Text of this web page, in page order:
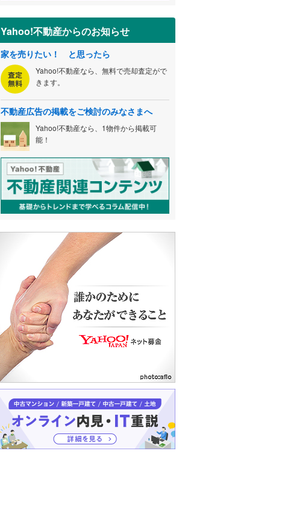
Yahoo!不動産からのお知らせ
家を売りたい！ と思ったら
Yahoo!不動産なら、無料で売却査定がで
きます。
不動産広告の掲載をご検討のみなさまへ
Yahoo!不動産なら、1物件から掲載可
能！